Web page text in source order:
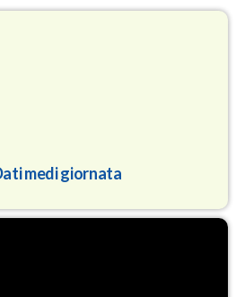
medi giornata